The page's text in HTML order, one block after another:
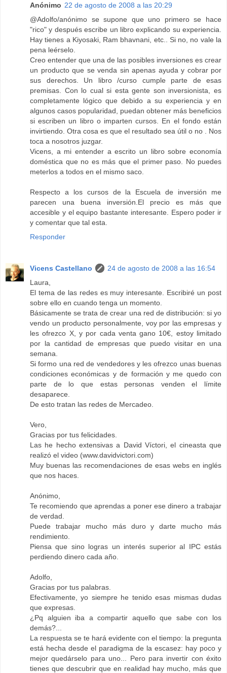
Anónimo 22 de agosto de 2008 a las 20:29
@Adolfo/anónimo se supone que uno primero se hace
"rico" y después escribe un libro explicando su experiencia.
Hay tienes a Kiyosaki, Ram bhavnani, etc.. Si no, no vale la
pena leérselo.
Creo entender que una de las posibles inversiones es crear
un producto que se venda sin apenas ayuda y cobrar por
sus derechos. Un libro /curso cumple parte de esas
premisas. Con lo cual si esta gente son inversionista, es
completamente lógico que debido a su experiencia y en
algunos casos popularidad, puedan obtener más beneficios
si escriben un libro o imparten cursos. En el fondo están
invirtiendo. Otra cosa es que el resultado sea útil o no . Nos
toca a nosotros juzgar.
Vicens, a mi entender a escrito un libro sobre economía
doméstica que no es más que el primer paso. No puedes
meterlos a todos en el mismo saco.
Respecto a los cursos de la Escuela de inversión me
parecen una buena inversión.El precio es más que
accesible y el equipo bastante interesante. Espero poder ir
y comentar que tal esta.
Responder
Vicens Castellano
24 de agosto de 2008 a las 16:54
Laura,
El tema de las redes es muy interesante. Escribiré un post
sobre ello en cuando tenga un momento.
Básicamente se trata de crear una red de distribución: si yo
vendo un producto personalmente, voy por las empresas y
les ofrezco X, y por cada venta gano 10€, estoy limitado
por la cantidad de empresas que puedo visitar en una
semana.
Si formo una red de vendedores y les ofrezco unas buenas
condiciones económicas y de formación y me quedo con
parte de lo que estas personas venden el límite
desaparece.
De esto tratan las redes de Mercadeo.
Vero,
Gracias por tus felicidades.
Las he hecho extensivas a David Víctori, el cineasta que
realizó el video (www.davidvictori.com)
Muy buenas las recomendaciones de esas webs en inglés
que nos haces.
Anónimo,
Te recomiendo que aprendas a poner ese dinero a trabajar
de verdad.
Puede trabajar mucho más duro y darte mucho más
rendimiento.
Piensa que sino logras un interés superior al IPC estás
perdiendo dinero cada año.
Adolfo,
Gracias por tus palabras.
Efectivamente, yo siempre he tenido esas mismas dudas
que expresas.
¿Pq alguien iba a compartir aquello que sabe con los
demás?...
La respuesta se te hará evidente con el tiempo: la pregunta
está hecha desde el paradigma de la escasez: hay poco y
mejor quedárselo para uno... Pero para invertir con éxito
tienes que descubrir que en realidad hay mucho, más que